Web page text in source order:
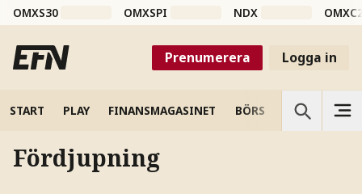
OMXS30 OMXSPI NDX
Prenumerera Logga in
START PLAY FINANSMAGASINET BÖRS VETENSKAP
Fördjupning